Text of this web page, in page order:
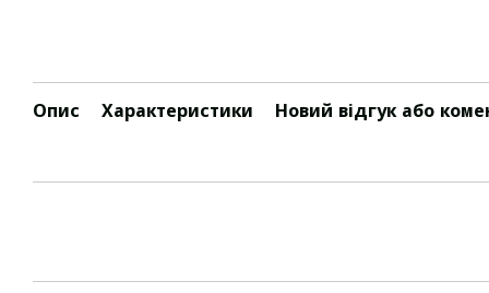
Опис Характеристики Новий відгук або